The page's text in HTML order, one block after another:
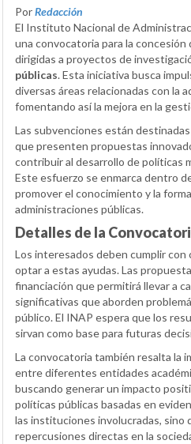
PorRedacción
El Instituto Nacional de
una convocatoria para la
dirigidas a proyectos de
públicas. Esta iniciativa busca
diversas áreas relacionadas con la
fomentando así la mejora en la
Las subvenciones están
que presenten propuestas
contribuir al desarrollo de políticas
Este esfuerzo se enmarca dentro
promover el conocimiento y la
administraciones públicas.
Detalles de la
Los interesados deben cumplir
optar a estas ayudas. Las
financiación que permitirá llevar a
significativas que aborden
público. El INAP espera que los
sirvan como base para futuras
La convocatoria también resalta la
entre diferentes entidades
buscando generar un impacto
políticas públicas basadas en
las instituciones involucradas, sino
repercusiones directas en la